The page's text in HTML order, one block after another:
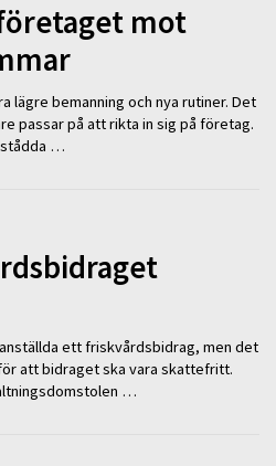
mot
lägre bemanning och nya rutiner. Det
passar på att rikta in sig på företag.
…
ett friskvårdsbidrag, men det
att bidraget ska vara skattefritt.
…